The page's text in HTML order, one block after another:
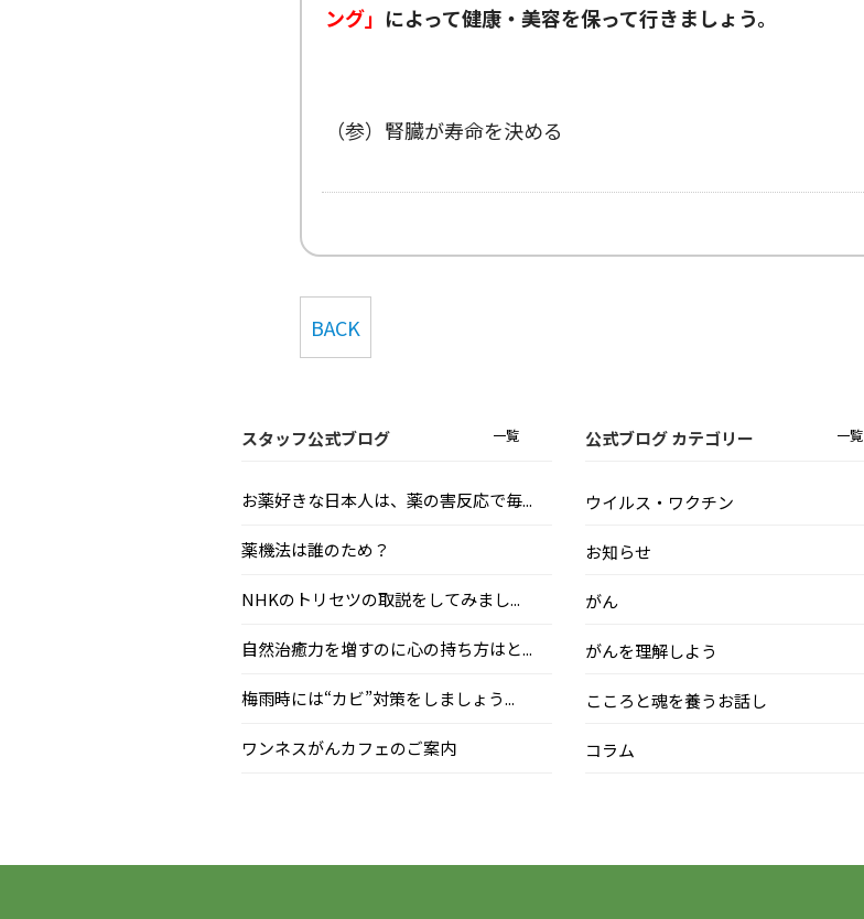
ング」 によって健康・美容を保って行きましょう。
（参）腎臓が寿命を決める
BACK
スタッフ公式ブログ 一覧
お薬好きな日本人は、薬の害反応で毎...
薬機法は誰のため？
NHKのトリセツの取説をしてみまし...
自然治癒力を増すのに心の持ち方はと...
梅雨時には“カビ”対策をしましょう...
ワンネスがんカフェのご案内
公式ブログ カテゴリー 一覧
ウイルス・ワクチン
お知らせ
がん
がんを理解しよう
こころと魂を養うお話し
コラム